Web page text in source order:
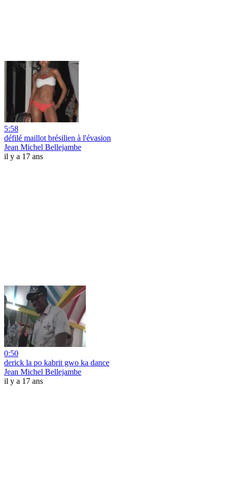
5:58
défilé maillot brésilien à l'évasion
Jean Michel Bellejambe
il y a 17 ans
0:50
derick la po kabrit gwo ka dance
Jean Michel Bellejambe
il y a 17 ans